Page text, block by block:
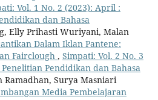
Vol. 1 No. 2 (2023): April :
dan Bahasa
Elly Prihasti Wuriyani, Malan
Dalam Iklan Pantene:
Fairclough , Simpati: Vol. 2 No. 3
Pendidikan dan Bahasa
Ramadhan, Surya Masniari
Media Pembelajaran